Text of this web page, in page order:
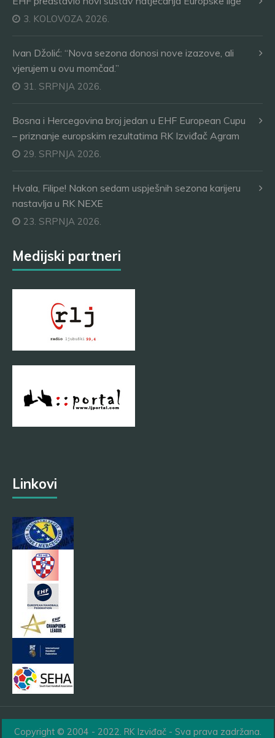
3. KOLOVOZA 2026.
Ivan Džolić: “Nova sezona donosi nove izazove, ali
vjerujem u ovu momčad.”
31. SRPNJA 2026.
Bosna i Hercegovina broj jedan u EHF European Cupu
– priznanje europskim rezultatima RK Izviđač Agram
29. SRPNJA 2026.
Hvala, Filipe! Nakon sedam uspješnih sezona karijeru
nastavlja u RK NEXE
23. SRPNJA 2026.
Medijski partneri
Linkovi
Copyright © 2004 - 2022. RK Izviđač - Sva prava zadržana.